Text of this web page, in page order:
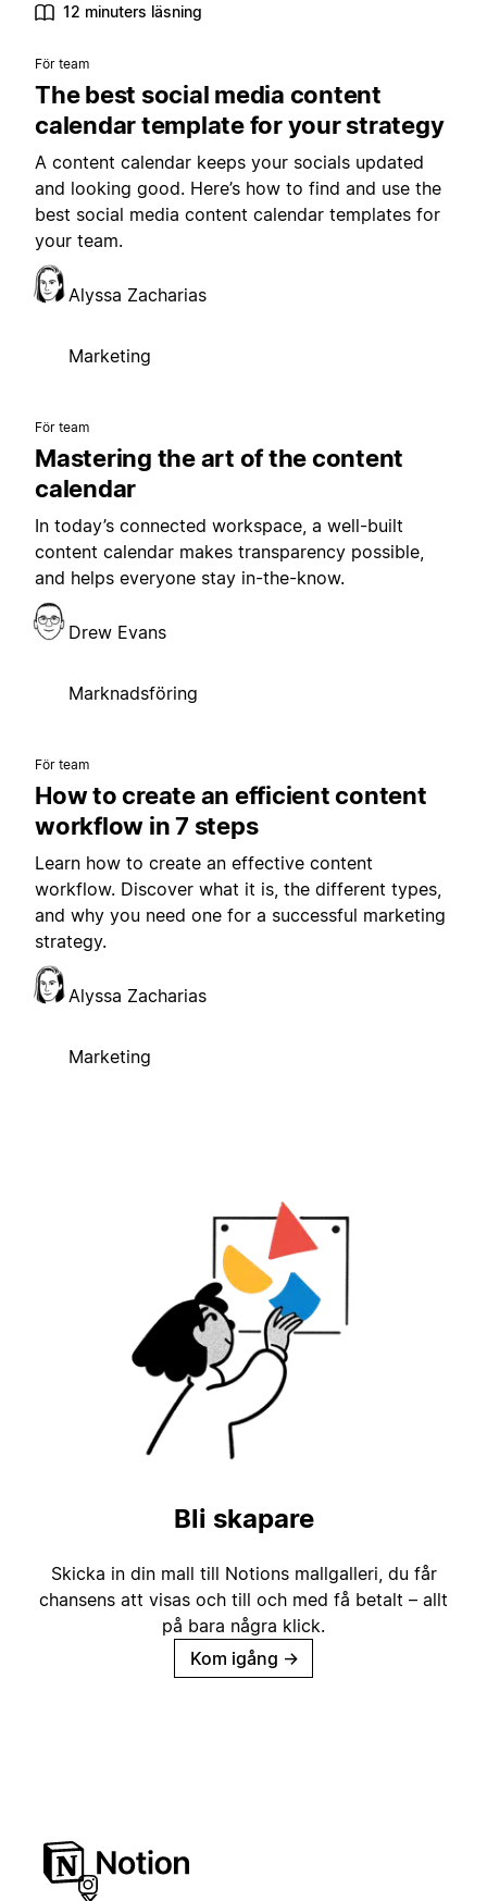
12 minuters läsning
För team
The best social media content
calendar template for your strategy
A content calendar keeps your socials updated
and looking good. Here’s how to find and use the
best social media content calendar templates for
your team.
Alyssa Zacharias
Marketing
För team
Mastering the art of the content
calendar
In today’s connected workspace, a well-built
content calendar makes transparency possible,
and helps everyone stay in-the-know.
Drew Evans
Marknadsföring
För team
How to create an efficient content
workflow in 7 steps
Learn how to create an effective content
workflow. Discover what it is, the different types,
and why you need one for a successful marketing
strategy.
Alyssa Zacharias
Marketing
Bli skapare
Skicka in din mall till Notions mallgalleri, du får
chansens att visas och till och med få betalt – allt
på bara några klick.
Kom igång →